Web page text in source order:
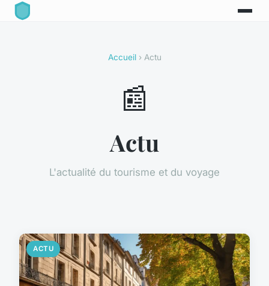
Accueil› Actu
📰
Actu
L'actualité du tourisme et du voyage
ACTU